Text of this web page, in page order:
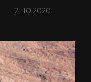
21.10.2020